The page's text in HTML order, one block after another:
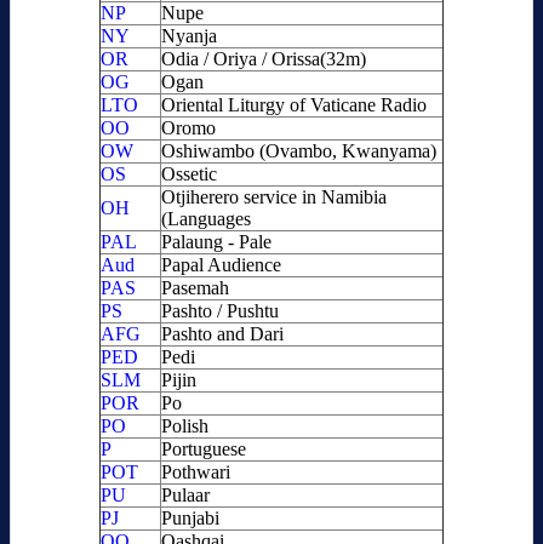
NP
Nupe
NY
Nyanja
OR
Odia / Oriya / Orissa(32m)
OG
Ogan
LTO
Oriental Liturgy of Vaticane Radio
OO
Oromo
OW
Oshiwambo (Ovambo, Kwanyama)
OS
Ossetic
OH
Otjiherero service in Namibia
(Languages
PAL
Palaung - Pale
Aud
Papal Audience
PAS
Pasemah
PS
Pashto / Pushtu
AFG
Pashto and Dari
PED
Pedi
SLM
Pijin
POR
Po
PO
Polish
P
Portuguese
POT
Pothwari
PU
Pulaar
PJ
Punjabi